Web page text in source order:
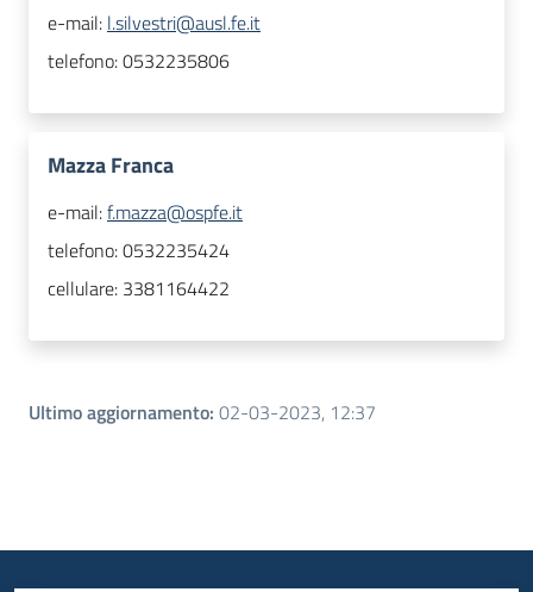
e-mail: l.silvestri@ausl.fe.it
telefono:0532235806
Mazza Franca
e-mail:f.mazza@ospfe.it
telefono:0532235424
cellulare: 3381164422
Ultimo aggiornamento: 02-03-2023, 12:37